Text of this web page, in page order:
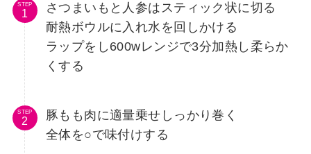
STEP
さつまいもと人参はスティック状に切る
耐熱ボウルに入れ水を回しかける
ラップをし600wレンジで3分加熱し柔らか
くする
STEP
豚もも肉に適量乗せしっかり巻く
全体を○で味付けする